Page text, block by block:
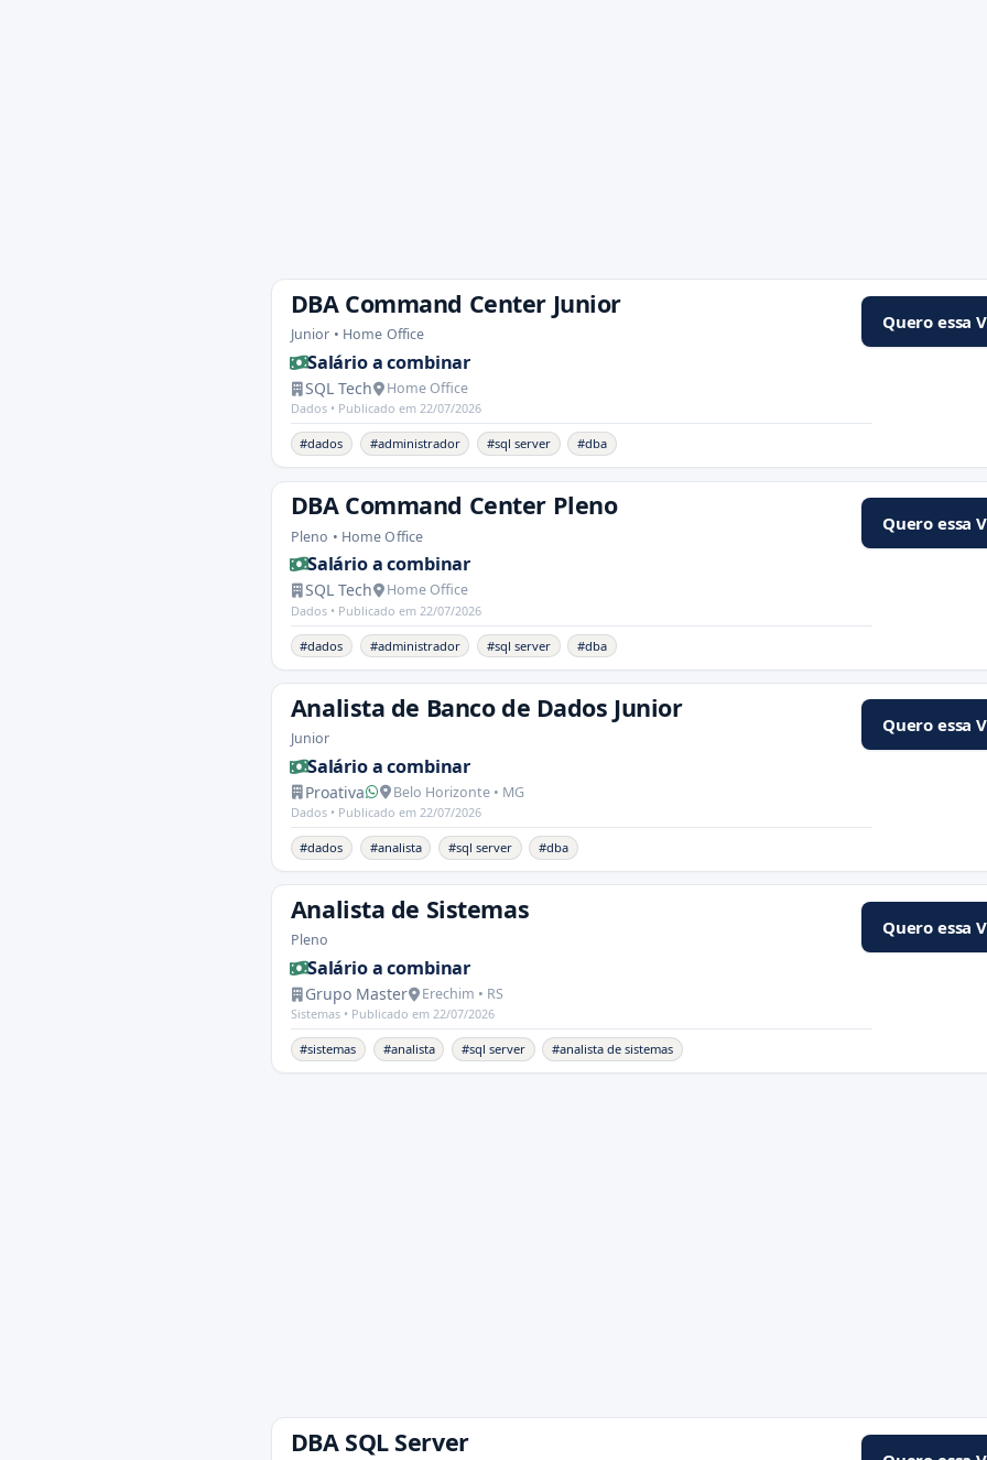
DBA Command Center Junior
Junior • Home Office
Salário a combinar
SQL Tech Home Office
Dados • Publicado em 22/07/2026
#dados #administrador #sql server #dba
Quero essa
DBA Command Center Pleno
Pleno • Home Office
Salário a combinar
SQL Tech Home Office
Dados • Publicado em 22/07/2026
#dados #administrador #sql server #dba
Quero essa
Analista de Banco de Dados Junior
Junior
Salário a combinar
Proativa Belo Horizonte • MG
Dados • Publicado em 22/07/2026
#dados #analista #sql server #dba
Quero essa
Analista de Sistemas
Pleno
Salário a combinar
Grupo Master Erechim • RS
Sistemas • Publicado em 22/07/2026
#sistemas #analista #sql server #analista de sistemas
Quero essa
DBA SQL Server